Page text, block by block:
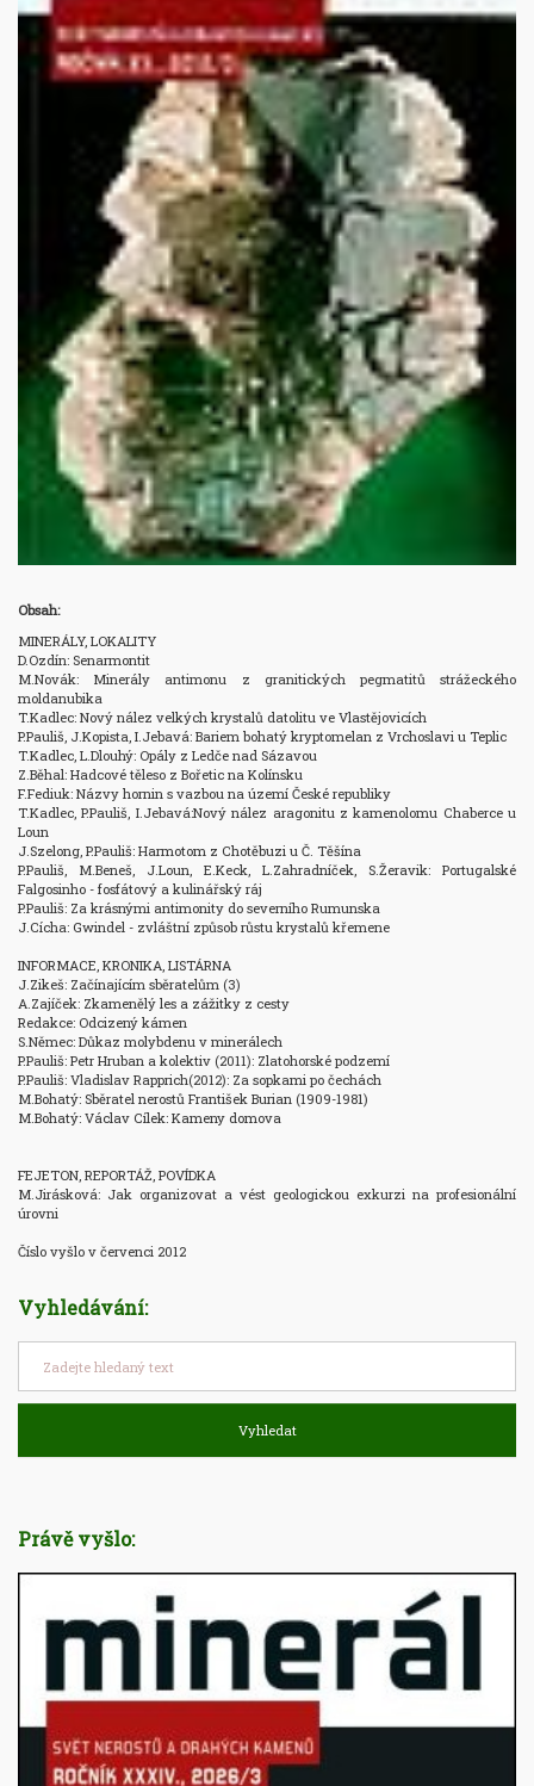
Obsah:
MINERÁLY, LOKALITY
D.Ozdín: Senarmontit
M.Novák: Minerály antimonu z granitických pegmatitů strážeckého
moldanubika
T.Kadlec: Nový nález velkých krystalů datolitu ve Vlastějovicích
P.Pauliš, J.Kopista, I.Jebavá: Bariem bohatý kryptomelan z Vrchoslavi u Teplic
T.Kadlec, L.Dlouhý: Opály z Ledče nad Sázavou
Z.Běhal: Hadcové těleso z Bořetic na Kolínsku
F.Fediuk: Názvy hornin s vazbou na území České republiky
T.Kadlec, P.Pauliš, I.Jebavá:Nový nález aragonitu z kamenolomu Chaberce u
Loun
J.Szelong, P.Pauliš: Harmotom z Chotěbuzi u Č. Těšína
P.Pauliš, M.Beneš, J.Loun, E.Keck, L.Zahradníček, S.Žeravik: Portugalské
Falgosinho - fosfátový a kulinářský ráj
P.Pauliš: Za krásnými antimonity do severního Rumunska
J.Cícha: Gwindel - zvláštní způsob růstu krystalů křemene
INFORMACE, KRONIKA, LISTÁRNA
J.Zikeš: Začínajícím sběratelům (3)
A.Zajíček: Zkamenělý les a zážitky z cesty
Redakce: Odcizený kámen
S.Němec: Důkaz molybdenu v minerálech
P.Pauliš: Petr Hruban a kolektiv (2011): Zlatohorské podzemí
P.Pauliš: Vladislav Rapprich(2012): Za sopkami po čechách
M.Bohatý: Sběratel nerostů František Burian (1909-1981)
M.Bohatý: Václav Cílek: Kameny domova
FEJETON, REPORTÁŽ, POVÍDKA
M.Jirásková: Jak organizovat a vést geologickou exkurzi na profesionální
úrovni
Číslo vyšlo v červenci 2012
Vyhledávání:
Vyhledat
Právě vyšlo: